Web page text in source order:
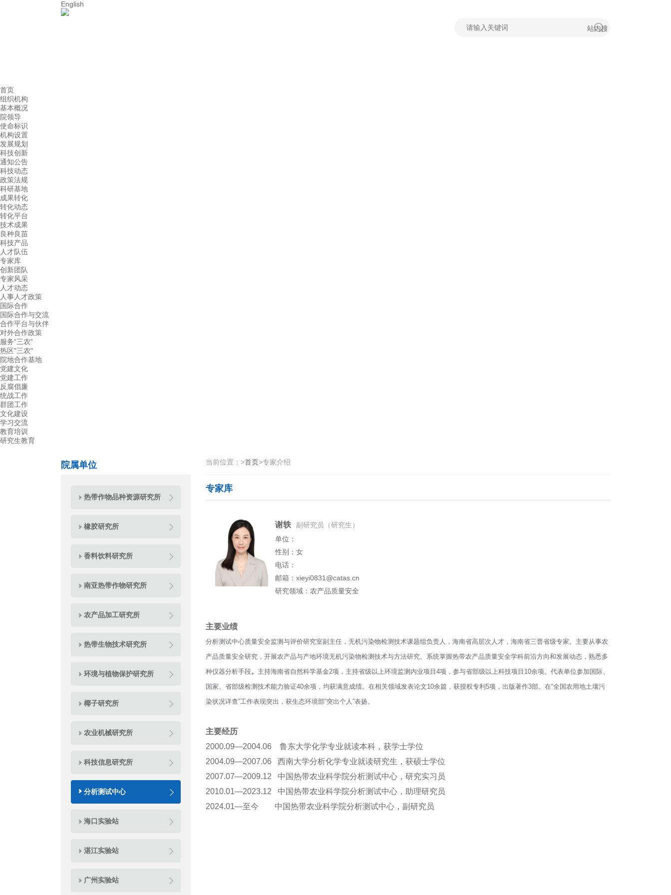
English
首页
组织机构
基本概况
院领导
使命标识
机构设置
发展规划
科技创新
通知公告
科技动态
政策法规
科研基地
成果转化
转化动态
转化平台
技术成果
良种良苗
科技产品
人才队伍
专家库
创新团队
专家风采
人才动态
人事人才政策
国际合作
国际合作与交流
合作平台与伙伴
对外合作政策
服务“三农”
热区"三农"
院地合作基地
党建文化
党建工作
反腐倡廉
统战工作
群团工作
文化建设
学习交流
教育培训
研究生教育
院属单位
热带作物品种资源研究所
橡胶研究所
香料饮料研究所
南亚热带作物研究所
农产品加工研究所
热带生物技术研究所
环境与植物保护研究所
椰子研究所
农业机械研究所
科技信息研究所
分析测试中心
海口实验站
湛江实验站
广州实验站
当前位置： >首页>专家介绍
专家库
谢轶
副研究员（研究生）
单位：
性别：女
电话：
邮箱：xieyi0831@catas.cn
研究领域：农产品质量安全
主要业绩
分析测试中心质量安全监测与评价研究室副主任，无机污染物检测技术课题组负责人，海南省高层次人才，海南省三普省级专家。主要从事农
产品质量安全研究，开展农产品与产地环境无机污染物检测技术与方法研究。系统掌握热带农产品质量安全学科前沿方向和发展动态，熟悉多
种仪器分析手段。 主持海南省自然科学基金2项，主持省级以上环境监测内业项目4项，参与省部级以上科技项目10余项。代表单位参加国际、
国家、省部级检测技术能力验证40余项，均获满意成绩。在相关领域发表论文10余篇，获授权专利5项，出版著作3部。在“全国农用地土壤污
染状况详查”工作表现突出，获生态环境部“突出个人”表扬。
主要经历
2000.09—2004.06 鲁东大学化学专业就读本科，获学士学位
2004.09—2007.06 西南大学分析化学专业就读研究生，获硕士学位
2007.07—2009.12 中国热带农业科学院分析测试中心，研究实习员
2010.01—2023.12 中国热带农业科学院分析测试中心，助理研究员
2024.01—至今 中国热带农业科学院分析测试中心，副研究员